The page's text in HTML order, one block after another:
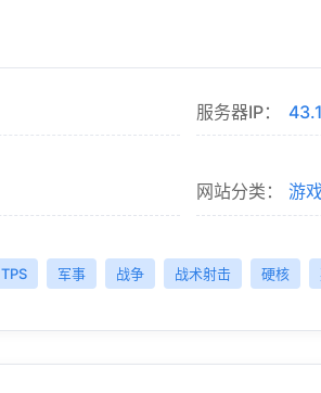
服务器IP：
网站分类： 游
TPS 军事 战争 战术射击 硬核